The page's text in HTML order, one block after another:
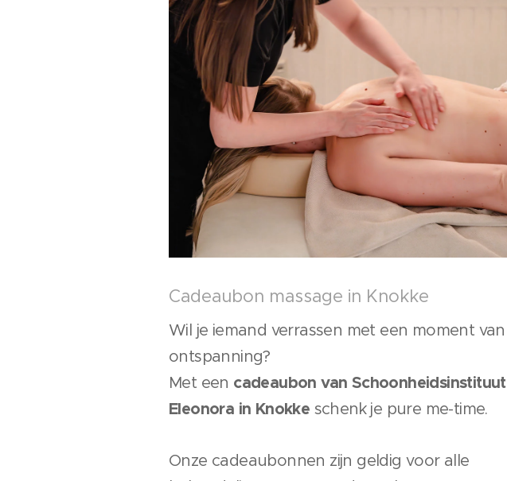
Cadeaubon massage in Knokke
Wil je iemand verrassen met een moment van
ontspanning?
Met een cadeaubon van Schoonheidsinstituut
Eleonora in Knokke schenk je pure me-time.
Onze cadeaubonnen zijn geldig voor alle